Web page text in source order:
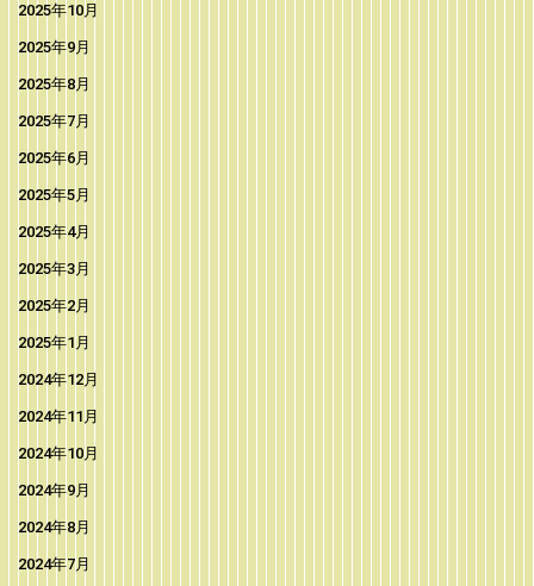
2025年10月
2025年9月
2025年8月
2025年7月
2025年6月
2025年5月
2025年4月
2025年3月
2025年2月
2025年1月
2024年12月
2024年11月
2024年10月
2024年9月
2024年8月
2024年7月